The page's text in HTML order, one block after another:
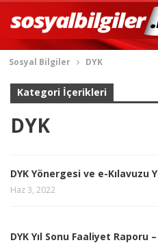
Sosyal Bilgiler DYK
Kategori İçerikleri
DYK
DYK Yönergesi ve e-Kılavuzu
Haz 3, 2022
DYK Yıl Sonu Faaliyet Raporu –